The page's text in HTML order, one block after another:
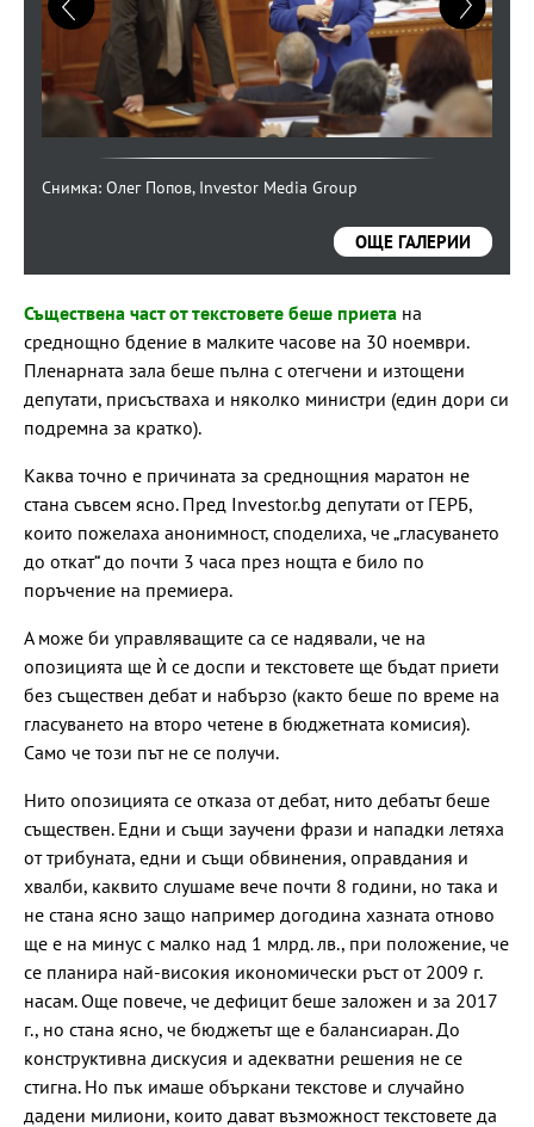
Снимка: Олег Попов, Investor Media Group
Снимка: Олег Попов, Investor Media Group
ОЩЕ ГАЛЕРИИ
Съществена част от текстовете беше приета на
среднощно бдение в малките часове на 30 ноември.
Пленарната зала беше пълна с отегчени и изтощени
депутати, присъстваха и няколко министри (един дори си
подремна за кратко).
Каква точно е причината за среднощния маратон не
стана съвсем ясно. Пред Investor.bg депутати от ГЕРБ,
които пожелаха анонимност, споделиха, че „гласуването
до откат“ до почти 3 часа през нощта е било по
поръчение на премиера.
А може би управляващите са се надявали, че на
опозицията ще ѝ се доспи и текстовете ще бъдат приети
без съществен дебат и набързо (както беше по време на
гласуването на второ четене в бюджетната комисия).
Само че този път не се получи.
Нито опозицията се отказа от дебат, нито дебатът беше
съществен. Едни и същи заучени фрази и нападки летяха
от трибуната, едни и същи обвинения, оправдания и
хвалби, каквито слушаме вече почти 8 години, но така и
не стана ясно защо например догодина хазната отново
ще е на минус с малко над 1 млрд. лв., при положение, че
се планира най-високия икономически ръст от 2009 г.
насам. Още повече, че дефицит беше заложен и за 2017
г., но стана ясно, че бюджетът ще е балансиаран. До
конструктивна дискусия и адекватни решения не се
стигна. Но пък имаше объркани текстове и случайно
дадени милиони, които дават възможност текстовете да